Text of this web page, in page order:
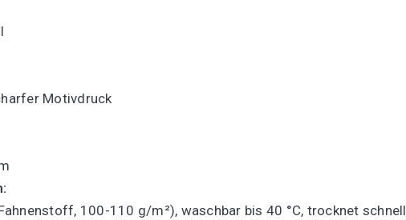
Motivdruck
100-110 g/m²), waschbar bis 40 °C, trocknet schnell